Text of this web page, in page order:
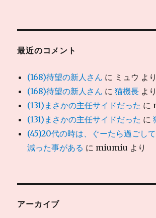
最近のコメント
(168)待望の新人さん に ミュウ より
(168)待望の新人さん に猫機長 より
(131)まさかの主任サイドだった に
(131)まさかの主任サイドだった に
(45)20代の時は、ぐーたら過ごし
減った事がある に miumiu より
アーカイブ